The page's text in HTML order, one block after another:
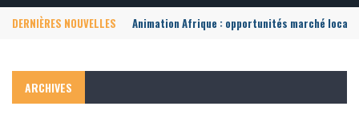
DERNIÈRES NOUVELLES Animation Afrique : opportunités marché local
ARCHIVES